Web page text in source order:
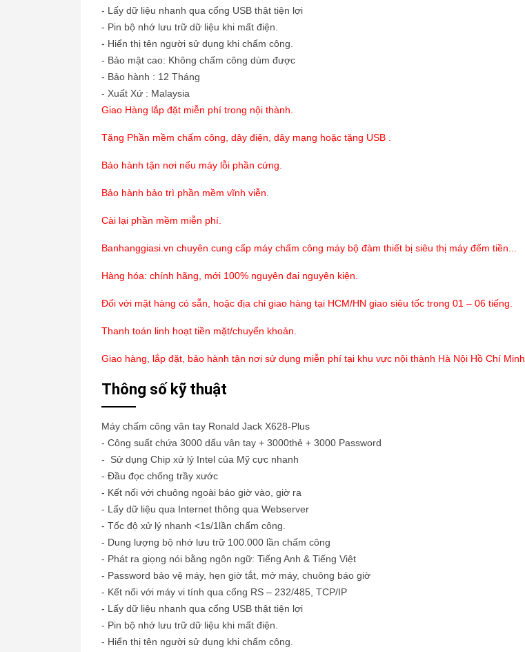
- Lấy dữ liệu nhanh qua cổng USB thật tiện lợi
- Pin bộ nhớ lưu trữ dữ liệu khi mất điện.
- Hiển thị tên người sử dụng khi chấm công.
- Bảo mật cao: Không chấm công dùm được
- Bảo hành : 12 Tháng
- Xuất Xứ : Malaysia
Giao Hàng lắp đặt miễn phí trong nội thành.
Tặng Phần mềm chấm công, dây điện, dây mạng hoặc tặng USB .
Bảo hành tận nơi nếu máy lỗi phần cứng.
Bảo hành bảo trì phần mềm vĩnh viễn.
Cài lại phần mềm miễn phí.
Banhanggiasi.vn chuyên cung cấp máy chấm công máy bộ đàm thiết bị siêu thị máy đếm tiền...
Hàng hóa: chính hãng, mới 100% nguyên đai nguyên kiện.
Đối với mặt hàng có sẵn, hoặc địa chỉ giao hàng tại HCM/HN giao siêu tốc trong 01 – 06 tiếng.
Thanh toán linh hoạt tiền mặt/chuyển khoản.
Giao hàng, lắp đặt, bảo hành tận nơi sử dụng miễn phí tại khu vực nội thành Hà Nội Hồ Chí Minh.
Thông số kỹ thuật
Máy chấm công vân tay Ronald Jack X628-Plus
- Công suất chứa 3000 dấu vân tay + 3000thẻ + 3000 Password
- Sử dụng Chip xử lý Intel của Mỹ cực nhanh
- Đầu đọc chống trầy xước
- Kết nối với chuông ngoài báo giờ vào, giờ ra
- Lấy dữ liệu qua Internet thông qua Webserver
- Tốc độ xử lý nhanh <1s/1lần chấm công.
- Dung lượng bộ nhớ lưu trữ 100.000 lần chấm công
- Phát ra giọng nói bằng ngôn ngữ: Tiếng Anh & Tiếng Việt
- Password bảo vệ máy, hẹn giờ tắt, mở máy, chuông báo giờ
- Kết nối với máy vi tính qua cổng RS – 232/485, TCP/IP
- Lấy dữ liệu nhanh qua cổng USB thật tiện lợi
- Pin bộ nhớ lưu trữ dữ liệu khi mất điện.
- Hiển thị tên người sử dụng khi chấm công.